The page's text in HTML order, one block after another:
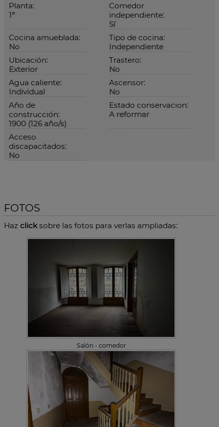
Planta:
1º
Comedor
independiente:
Sí
Cocina amueblada:
No
Tipo de cocina:
Independiente
Ubicación:
Exterior
Trastero:
No
Agua caliente:
Individual
Ascensor:
No
Año de
construcción:
1900 (126 año/s)
Estado conservacion:
A reformar
Acceso
discapacitados:
No
FOTOS
Haz clicksobre las fotos para verlas ampliadas:
Salón - comedor